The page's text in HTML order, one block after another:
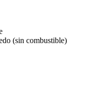
(sin combustible)